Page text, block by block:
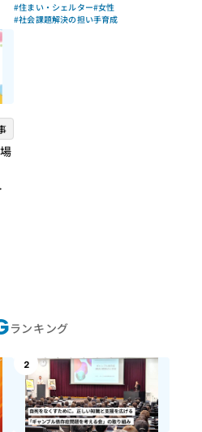
#住まい・シェルター#女性
#社会課題解決の担い手育成
ランキング
2